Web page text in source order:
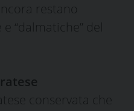
restano
“dalmatiche” del
conservata che